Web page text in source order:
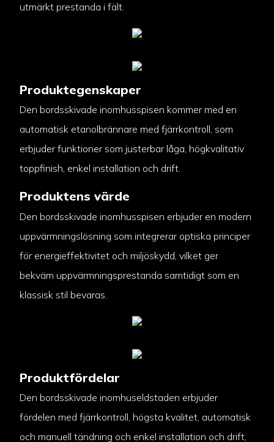
utmärkt prestanda i fält.
Produktegenskaper
Den bordsskivade inomhusspisen kommer med en
automatisk etanolbrännare med fjärrkontroll, som
erbjuder funktioner som justerbar låga, högkvalitativ
toppfinish, enkel installation och drift.
Produktens värde
Den bordsskivade inomhusspisen erbjuder en modern
uppvärmningslösning som integrerar optiska principer
för energieffektivitet och miljöskydd, vilket ger
bekväm uppvärmningsprestanda samtidigt som en
klassisk stil bevaras.
Produktfördelar
Den bordsskivade inomhuseldstaden erbjuder
fördelen med fjärrkontroll, högsta kvalitet, automatisk
och manuell tändning och enkel installation och drift,